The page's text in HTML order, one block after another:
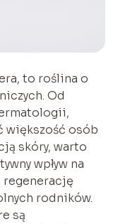
to roślina o
Od
większość osób
skóry, warto
wpływ na
regenerację
rodników.
są